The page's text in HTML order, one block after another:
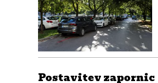
Postavitev zapornic